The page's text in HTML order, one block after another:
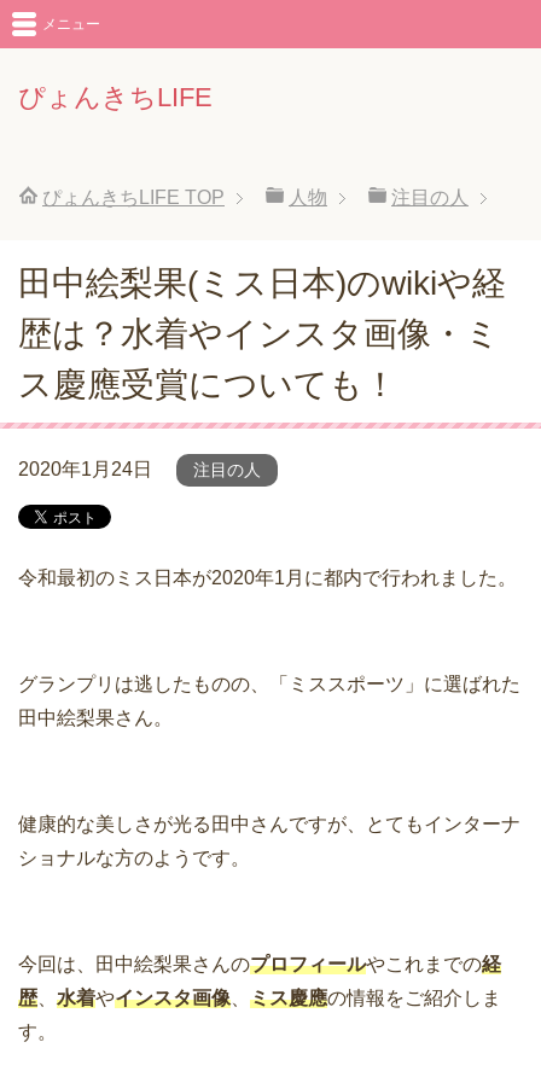
ぴょんきちLIFE
メニュー
ぴょんきちLIFE TOP 人物 注目の人
田中絵梨果(ミス日本)のwikiや経
歴は？水着やインスタ画像・ミ
ス慶應受賞についても！
2020年1月24日 注目の人
令和最初のミス日本が2020年1月に都内で行われました。
グランプリは逃したものの、「ミススポーツ」に選ばれた
田中絵梨果さん。
健康的な美しさが光る田中さんですが、とてもインターナ
ショナルな方のようです。
今回は、田中絵梨果さんのプロフィールやこれまでの経
歴、 水着やインスタ画像 ミス慶應の情報をご紹介しま
す。